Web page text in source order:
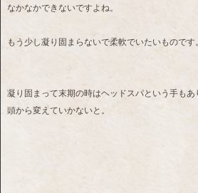
なかなかできないですよね。
もう少し凝り固まらないで柔軟でいたいものです。
凝り固まって末期の時はヘッドスパという手もあ
頭から変えていかないと。